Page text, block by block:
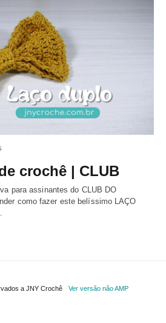
crochê | CLUB
para assinantes do CLUB DO
como fazer este belíssimo LAÇO
a JNY Crochê Ver versão não AMP